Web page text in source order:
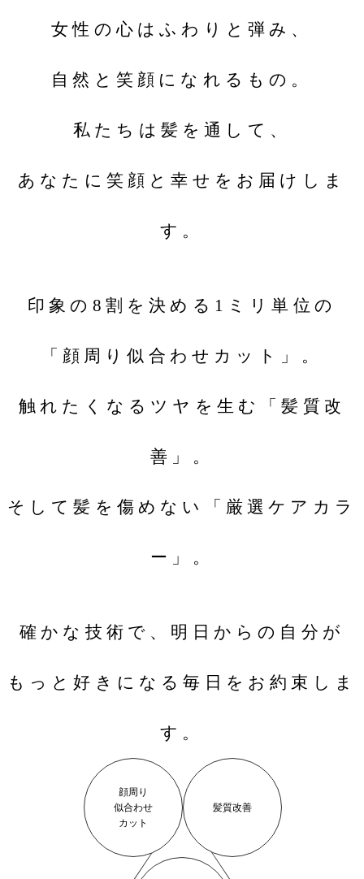
女性の心はふわりと弾み、
自然と笑顔になれるもの。
私たちは髪を通して、
あなたに笑顔と幸せをお届けしま
す。
印象の8割を決める1ミリ単位の
「顔周り似合わせカット」。
触れたくなるツヤを生む「髪質改
善」。
そして髪を傷めない「厳選ケアカラ
ー」。
確かな技術で、明日からの自分が
もっと好きになる毎日をお約束しま
す。
顔周り
似合わせ
カット
髪質改善